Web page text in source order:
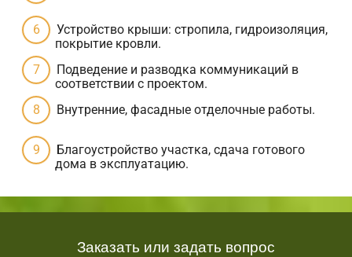
Устройство крыши: стропила, гидроизоляция,
покрытие кровли.
Подведение и разводка коммуникаций в
соответствии с проектом.
Внутренние, фасадные отделочные работы.
Благоустройство участка, сдача готового
дома в эксплуатацию.
Заказать или задать вопрос